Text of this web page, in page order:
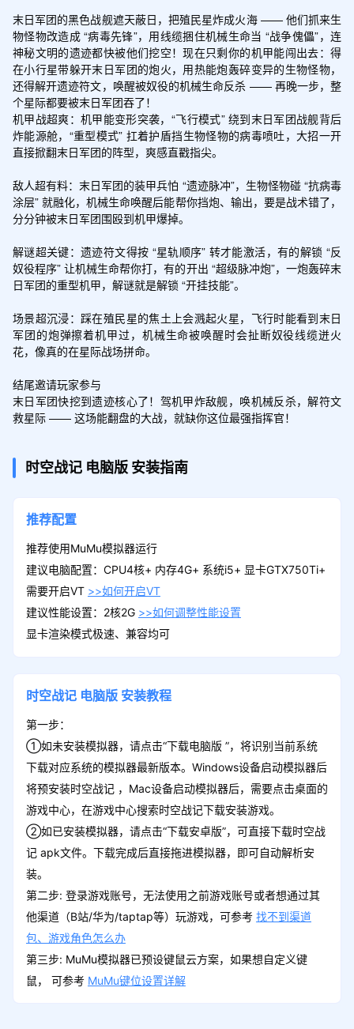
末日军团的黑色战舰遮天蔽日，把殖民星炸成火海 —— 他们抓来生
物怪物改造成 “病毒先锋”，用线缆捆住机械生命当 “战争傀儡”，连
神秘文明的遗迹都快被他们挖空！现在只剩你的机甲能闯出去：得
在小行星带躲开末日军团的炮火，用热能炮轰碎变异的生物怪物，
还得解开遗迹符文，唤醒被奴役的机械生命反杀 —— 再晚一步，整
个星际都要被末日军团吞了！​
机甲战超爽：机甲能变形突袭，“飞行模式” 绕到末日军团战舰背后
炸能源舱，“重型模式” 扛着护盾挡生物怪物的病毒喷吐，大招一开
直接掀翻末日军团的阵型，爽感直戳指尖。​
敌人超有料：末日军团的装甲兵怕 “遗迹脉冲”，生物怪物碰 “抗病毒
涂层” 就融化，机械生命唤醒后能帮你挡炮、输出，要是战术错了，
分分钟被末日军团围殴到机甲爆掉。​
解谜超关键：遗迹符文得按 “星轨顺序” 转才能激活，有的解锁 “反
奴役程序” 让机械生命帮你打，有的开出 “超级脉冲炮”，一炮轰碎末
日军团的重型机甲，解谜就是解锁 “开挂技能”。​
场景超沉浸：踩在殖民星的焦土上会溅起火星，飞行时能看到末日
军团的炮弹擦着机甲过，机械生命被唤醒时会扯断奴役线缆迸火
花，像真的在星际战场拼命。​
结尾邀请玩家参与​
末日军团快挖到遗迹核心了！驾机甲炸敌舰，唤机械反杀，解符文
救星际 —— 这场能翻盘的大战，就缺你这位最强指挥官！​
时空战记 电脑版 安装指南
推荐配置
推荐使用MuMu模拟器运行
建议电脑配置：CPU4核+ 内存4G+ 系统i5+ 显卡GTX750Ti+
需要开启VT >>如何开启VT
建议性能设置：2核2G >>如何调整性能设置
显卡渲染模式极速、兼容均可
时空战记 电脑版 安装教程
第一步：
①如未安装模拟器，请点击“下载电脑版 ”，将识别当前系统
下载对应系统的模拟器最新版本。Windows设备启动模拟器后
将预安装时空战记 ，Mac设备启动模拟器后，需要点击桌面的
游戏中心，在游戏中心搜索时空战记下载安装游戏。
②如已安装模拟器，请点击“下载安卓版”，可直接下载时空战
记 apk文件。下载完成后直接拖进模拟器，即可自动解析安
装。
第二步: 登录游戏账号，无法使用之前游戏账号或者想通过其
他渠道（B站/华为/taptap等）玩游戏，可参考 找不到渠道
包、游戏角色怎么办
第三步: MuMu模拟器已预设键鼠云方案，如果想自定义键
鼠， 可参考 MuMu键位设置详解